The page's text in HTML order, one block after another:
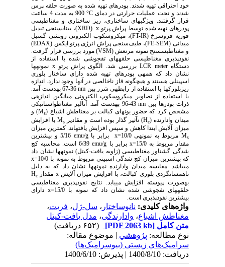
خود احتراقی تهیه شدند. پودرهای تهیه شده به صورت حلقه پرس
شدند و تحت عملیات حرارتی در دمای°C
900 به مدت 4 ساعت
قرار گرفتند. ویژگی­های ساختاری، ریز ساختاری و مغناطیسی
پودرهای تهیه شده توسط پراش پرتوx
(
XRD)، بیناب­سنجی تبدیل
فوریه فروسرخ (FT-IR)، میکروسکوپ الکترونی روبشی گسیل
میدانی ( FE-SEM)، طیف‌سنجی پراش انرژی پرتو ایکس (EDAX
)
و مغناطیس­سنج نمونه مرتعش ( VSM) مورد بررسی قرار گرفت.
نفوذپذیری مغناطیسی حلقه­های تف­جوشی شده با استفاده از
دستگاهLCR meterبررسی شد. الگوی پراش پرتوx نمونه­ها
نشان داد که همه­ی پودرهای تهیه شده دارای ساختار بلوری
اسپینلی هستند و هیچ­گونه فاز ناخالصی در آن­ها وجود ندارد. اندازه
ریزبلورک­ها با استفاده از رابطه­ی شرر بینnm
36-67 به­دست آمد.
با استفاده از تصاویر میکروسکوپ الکترونی میانگین اندازه­ی
ذرات پودرها بینnm
43-96 به­دست آمد. آنالیز مغناطواستاتیکی
مشخص کرد که حضور یون­های کبالت بر مغناطش اشباع ( M s
) و
میدان وادارنده ( H c ) تآثیر گذار بوده است و مقادیر M s
با افزایش
میزان آلایش ابتدا کاهش و سپس افزایش یافته­اند. کمترین میزان
Mمربوط به نمونه­ی 10/0= xبرابر باemu/g
5/16 و بیشترین
مقدار مربوط به 15/0=
xبرابر باemu/g
6/39 است. محاسبه کج
شدگی گشتاور مغناطیسی (زاویه یافت-کیتل) نمونه­ها نشان داد
که بیشترین میزان کج شدگی اسپینی مربوط به نمونه با 10/0=
x
می­باشد. مقایسه میدان وادارنده نمونه­ها نشان داد که به دلیل
ناهمسانگردی بلوری کبالت، با افزایش میزان آلایش x مقدار H c
به­صورت پیوسته افزایش می­یابد. نتایج نفوذپذیری مغناطیسی
حلقه­های تف­جوشی شده نشان داد که نمونه با 15/0=
xدارای
بیشترین نفوذپذیری است.
واژه‌های کلیدی:نانوساختار، سل-ژل،فریت،
مغناطش اشباع،وادارندگی،مدل یافت-کیتل
متن کامل[PDF 2063 kb]
نوع مطالعه:پژوهشي| موضوع مقاله:
سراميک‌هاي زیستی (بیوسرامیک‌ها)
دریافت: 1400/8/10 | پذیرش: 1400/6/10